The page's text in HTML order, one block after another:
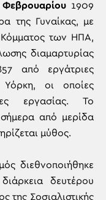
Φεβρουαρίου1909
της Γυναίκας, με
Κόμματος των ΗΠΑ,
διαμαρτυρίας
από εργάτριες
οι οποίες
εργασίας. Το
σήμερα από μερίδα
μύθος.
διεθνοποιήθηκε
δευτέρου
της Σοσιαλιστικής